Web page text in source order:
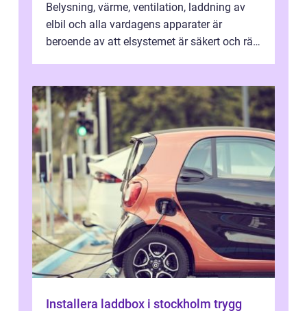
Belysning, värme, ventilation, laddning av
elbil och alla vardagens apparater är
beroende av att elsystemet är säkert och rätt
Installera laddbox i stockholm trygg